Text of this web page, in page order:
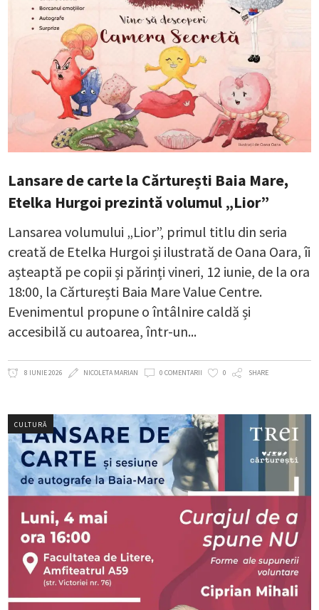
Lansare de carte la Cărturești Baia Mare,
Etelka Hurgoi prezintă volumul „Lior”
Lansarea volumului „Lior”, primul titlu din seria
creată de Etelka Hurgoi și ilustrată de Oana Oara, îi
așteaptă pe copii și părinți vineri, 12 iunie, de la ora
18:00, la Cărturești Baia Mare Value Centre.
Evenimentul propune o întâlnire caldă și
accesibilă cu autoarea, într-un
8 IUNIE 2026 NICOLETA MARIAN 0 COMENTARII 0 SHARE
CULTURĂ